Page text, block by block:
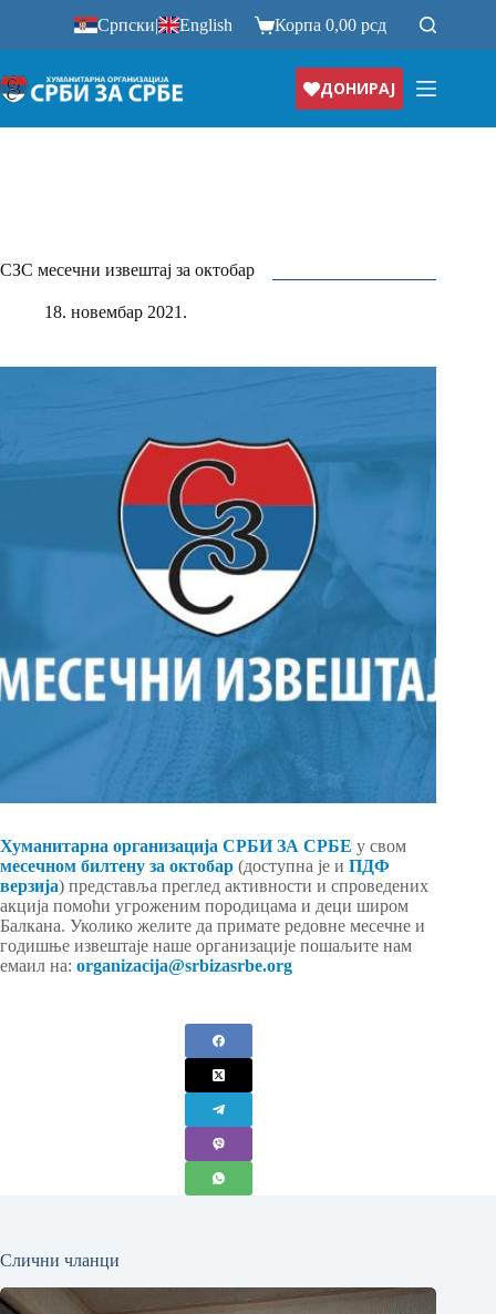
Српски| English Корпа0,00рсд
ДОНИРАЈ
СЗС месечни извештај за октобар
18. новембар 2021.
Хуманитарна организација СРБИ ЗА СРБЕ у свом
месечном билтену за октобар (доступна је и ПДФ
верзија) представља преглед активности и спроведених
акција помоћи угроженим породицама и деци широм
Балкана. Уколико желите да примате редовне месечне и
годишње извештаје наше организације пошаљите нам
емаил на: organizacija@srbizasrbe.org
Слични чланци